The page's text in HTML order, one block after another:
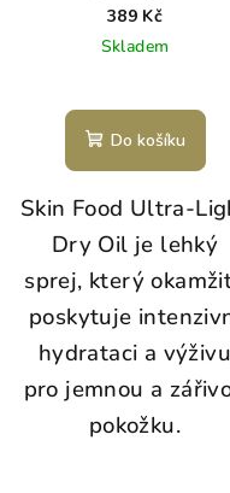
389 Kč
Skladem
Do košíku
Skin Food Ultra-
Dry Oil je lehký
sprej, který
poskytuje
hydrataci a výživu
pro jemnou a
pokožku.